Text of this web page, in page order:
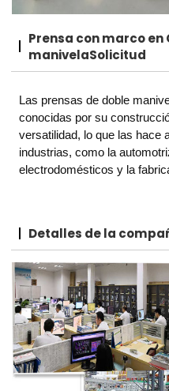
Prensa con marco en
manivelaSolicitud
Las prensas de doble
conocidas por su
versatilidad, lo que las hace
industrias, como la
electrodomésticos y la
Detalles de la